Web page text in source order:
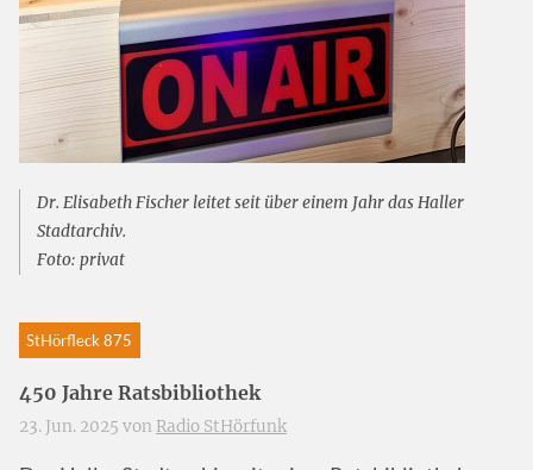
Dr. Elisabeth Fischer leitet seit über einem Jahr das Haller
Stadtarchiv.
Foto: privat
StHörfleck 875
450 Jahre Ratsbibliothek
23. Jun. 2025 von Radio StHörfunk